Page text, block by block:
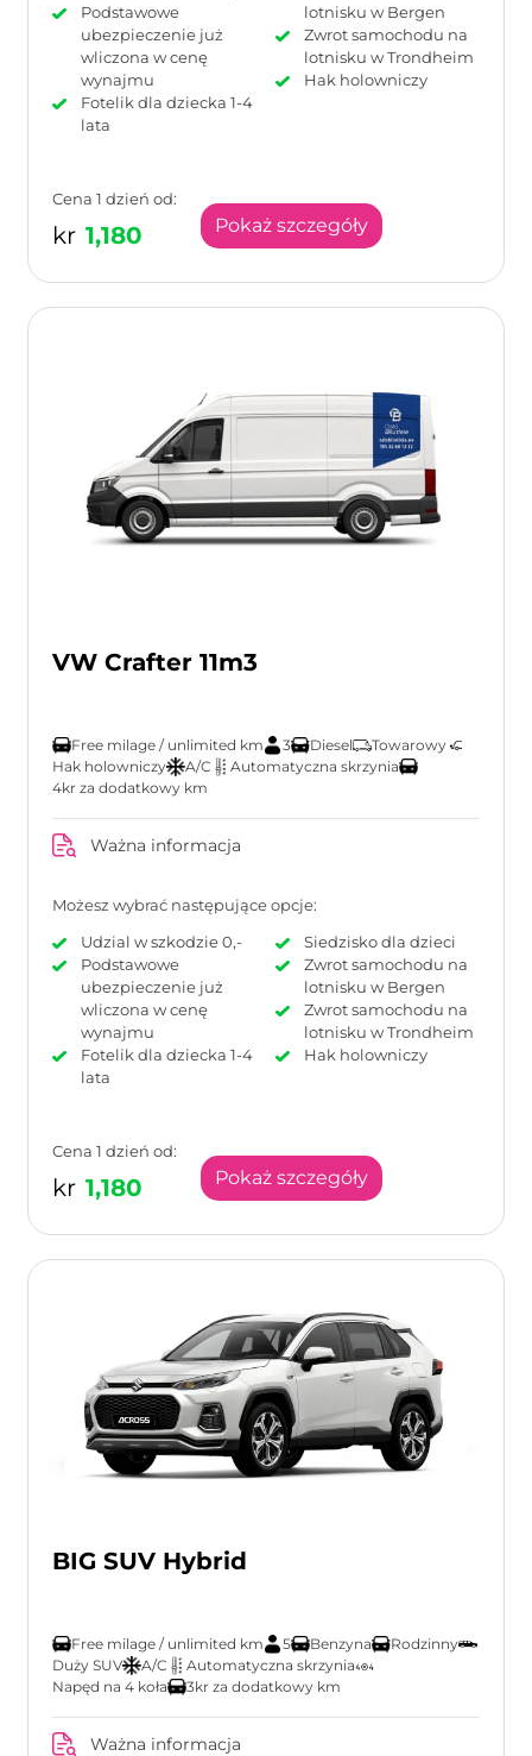
Podstawowe
ubezpieczenie już
wliczona w cenę
wynajmu
Fotelik dla dziecka 1-4
lata
lotnisku w Bergen
Zwrot samochodu na
lotnisku w Trondheim
Hak holowniczy
Cena 1 dzień od:
kr 1,180 Pokaż szczegóły
VW Crafter 11m3
Free milage / unlimited km 3 Diesel
Towarowy
Hak holowniczy
A/C
Automatyczna skrzynia
4kr za dodatkowy km
Ważna informacja
Możesz wybrać następujące opcje:
Udzial w szkodzie 0,-
Podstawowe
ubezpieczenie już
wliczona w cenę
wynajmu
Fotelik dla dziecka 1-4
lata
Siedzisko dla dzieci
Zwrot samochodu na
lotnisku w Bergen
Zwrot samochodu na
lotnisku w Trondheim
Hak holowniczy
Cena 1 dzień od:
kr 1,180 Pokaż szczegóły
BIG SUV Hybrid
Free milage / unlimited km 5 Benzyna
Rodzinny
Duży SUV
A/C
Automatyczna skrzynia
Napęd na 4 koła
3kr za dodatkowy km
Ważna informacja